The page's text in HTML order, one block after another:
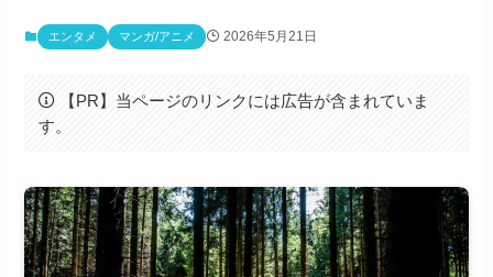
エンタメ マンガ/アニメ 2026年5月21日
【PR】当ページのリンクには広告が含まれていま
す。